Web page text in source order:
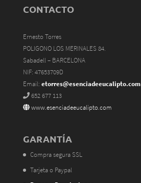
CONTACTO
Ernesto Torres
POLIGONO LOS MERINALES 84.
Sabadell – BARCELONA
NIF: 47653709D
Email: etorres@esenciadeeucalipto.com
652 677 113
www.esenciadeeucalipto.com
GARANTÍA
Compra segura SSL
Tarjeta o Paypal